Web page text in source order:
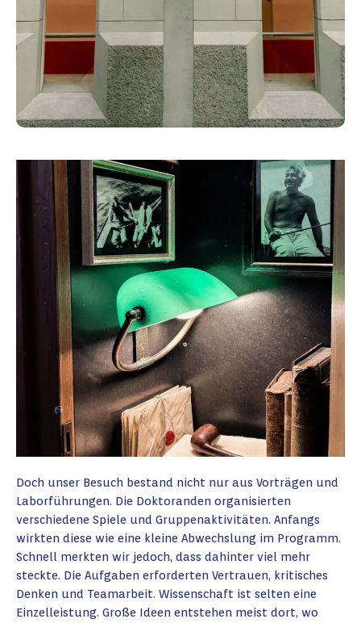
Doch unser Besuch bestand nicht nur aus Vorträgen und
Laborführungen. Die Doktoranden organisierten
verschiedene Spiele und Gruppenaktivitäten. Anfangs
wirkten diese wie eine kleine Abwechslung im Programm.
Schnell merkten wir jedoch, dass dahinter viel mehr
steckte. Die Aufgaben erforderten Vertrauen, kritisches
Denken und Teamarbeit. Wissenschaft ist selten eine
Einzelleistung. Große Ideen entstehen meist dort, wo